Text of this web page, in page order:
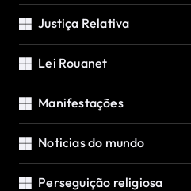
Justiça Relativa
Lei Rouanet
Manifestações
Noticias do mundo
Perseguição religiosa